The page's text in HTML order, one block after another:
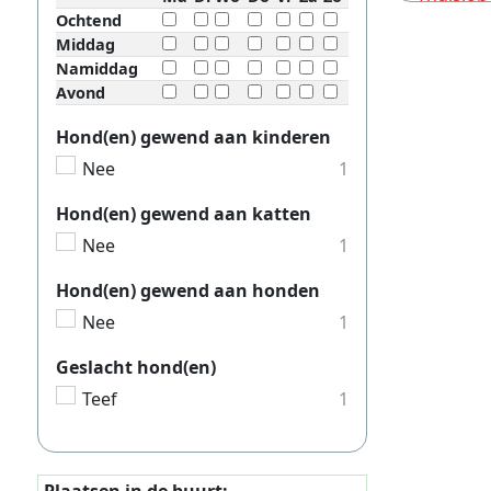
Ochtend
Middag
Namiddag
Avond
Hond(en) gewend aan kinderen
Nee
1
Hond(en) gewend aan katten
Nee
1
Hond(en) gewend aan honden
Nee
1
Geslacht hond(en)
Teef
1